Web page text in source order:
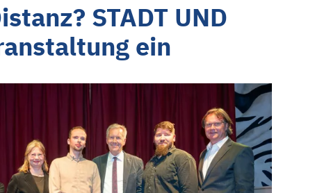
STADT UND
ein